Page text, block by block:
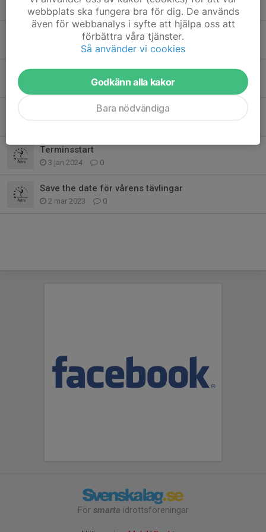
10 sep 2024 0
24 apr 2024 0
Ditt barn och sociala medier
0
Terminsstart
3 jan 2024 0
Save the date för vårens tävlingar
2 mar 2023 0
För smarta idrottsföreningar
webbplats ska fungera bra för dig. De används
även för webbanalys i syfte att hjälpa oss att
förbättra våra tjänster.
Så använder vi cookies
Godkänn alla kakor
Bara nödvändiga